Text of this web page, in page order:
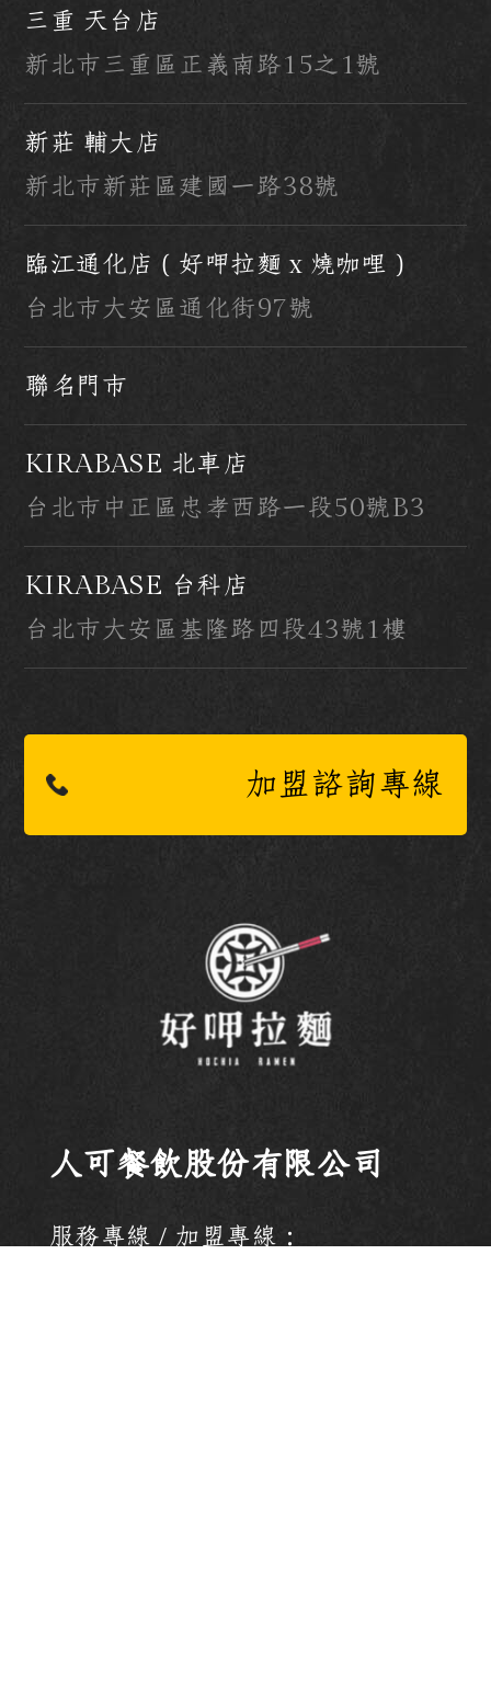
三重 天台店
新北市三重區正義南路15之1號
新莊 輔大店
新北市新莊區建國一路38號
臨江通化店（好呷拉麵 x 燒咖哩）
台北市大安區通化街97號
聯名門市
KIRABASE 北車店
台北市中正區忠孝西路一段50號B3
KIRABASE 台科店
台北市大安區基隆路四段43號1樓
加盟諮詢專線
人可餐飲股份有限公司
服務專線 / 加盟專線：